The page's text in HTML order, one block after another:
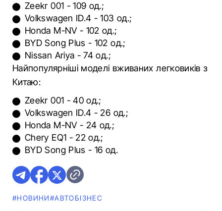
Zeekr 001 - 109 од.;
Volkswagen ID.4 - 103 од.;
Honda M-NV - 102 од.;
BYD Song Plus - 102 од.;
Nissan Ariya - 74 од.;
Найпопулярніші моделі вживаних легковиків з
Китаю:
Zeekr 001 - 40 од.;
Volkswagen ID.4 - 26 од.;
Honda M-NV - 24 од.;
Chery EQ1 - 22 од.;
BYD Song Plus - 16 од.
#НОВИНИ#АВТОБІЗНЕС